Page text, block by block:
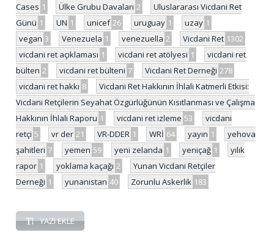
Cases 1 Ülke Grubu Davaları 2
Uluslararası Vicdani Ret
Günü 1 UN 1 unicef 26 uruguay 1 uzay 1
vegan 3 Venezuela 1 venezuella 2 Vicdani Ret 1302
vicdani ret açıklaması 1 vicdani ret atölyesi 1
vicdani ret
bülten 2 vicdani ret bülteni 7 Vicdani Ret Derneği 278
vicdani ret hakkı 8
Vicdani Ret Hakkının İhlali Katmerli Etkisi:
Vicdani Retçilerin Seyahat Özgürlüğünün Kısıtlanması ve Çalışma
Hakkının İhlali Raporu 1 vicdani ret izleme 53
vicdani
retçi 5 vr der 21 VR-DDER 1 WRİ 64 yayın 1
yehova
şahitleri 7 yemen 59 yeni zelanda 1 yeniçağ 1
yılık
rapor 1 yoklama kaçağı 2
Yunan Vicdani Retçiler
Derneği 1 yunanistan 40 Zorunlu Askerlik 183
YAZI EKLE